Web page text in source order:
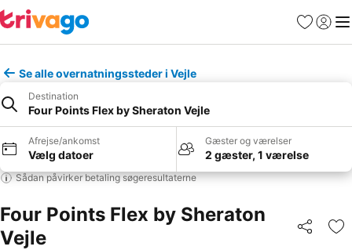
Favoritter
Log ind
Se alle overnatningssteder i Vejle
Destination
Four Points Flex by Sheraton Vejle
Afrejse/ankomst
Vælg datoer
Gæster og værelser
2 gæster, 1 værelse
Sådan påvirker betaling søgeresultaterne
Four Points Flex by Sheraton
Vejle
Del